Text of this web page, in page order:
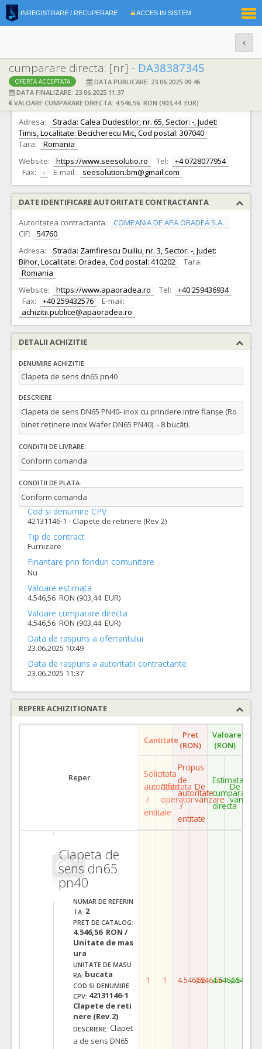
INREGISTRARE / RECUPERARE ACCES IN SISTEM
cumparare directa: [nr] - DA38387345
OFERTA ACCEPTATA
DATA PUBLICARE: 23.06.2025 09:46
DATA FINALIZARE: 23.06.2025 11:37
VALOARE CUMPARARE DIRECTA: 4.546,56 RON (903,44 EUR)
DATE IDENTIFICARE OFERTANT
Ofertant: S.C. SEE SOLUTION BM S.R.L. CIF:
43074419
Adresa:
Strada: Calea Dudestilor, nr. 65, Sector: -, Judet:
Timis, Localitate: Becicherecu Mic, Cod postal: 307040
Tara:
Romania
Website:
https://www.seesolutio.ro Tel:
+4 0728077954
Fax:
- E-mail: seesolution.bm@gmail.com
DATE IDENTIFICARE AUTORITATE CONTRACTANTA
Autoritatea contractanta:
COMPANIA DE APA ORADEA S.A.
CIF:
54760
Adresa:
Strada: Zamfirescu Duiliu, nr. 3, Sector: -, Judet:
Bihor, Localitate: Oradea, Cod postal: 410202
Tara:
Romania
Website:
https://www.apaoradea.ro Tel:
+40 259436934
Fax:
+40 259432576
E-mail:
achizitii.publice@apaoradea.ro
DETALII ACHIZITIE
DENUMIRE ACHIZITIE
Clapeta de sens dn65 pn40
DESCRIERE
Clapeta de sens DN65 PN40- inox cu prindere intre flanșe (Ro
binet reținere inox Wafer DN65 PN40). - 8 bucăți.
CONDITII DE LIVRARE:
Conform comanda
CONDITII DE PLATA:
Conform comanda
Cod si denumire CPV
42131146-1 - Clapete de retinere (Rev.2)
Tip de contract
Furnizare
Finantare prin fonduri comunitare
Nu
Valoare estimata
4.546,56 RON (903,44 EUR)
Valoare cumparare directa
4.546,56 RON (903,44 EUR)
Data de raspuns a ofertantului
23.06.2025 10:49
Data de raspuns a autoritatii contractante
23.06.2025 11:37
REPERE ACHIZITIONATE
Reper
Cantitate Pret
(RON)
Valoare
(RON)
Solicitata
autoritate
/
entitate
Ofertata
operator
Propus
de
autoritate
/
entitate
De
vanzare
Estimata
cumparare
directa
De
vanzare
Clapeta de
sens dn65
pn40
NUMAR DE REFERIN
TA: 2
PRET DE CATALOG:
4.546,56 RON /
Unitate de mas
ura
UNITATE DE MASU
RA: bucata
COD SI DENUMIRE
CPV: 42131146-1
Clapete de reti
nere (Rev.2)
DESCRIERE: Clapet
a de sens DN65
1 1 4.546,564.546,564.546,564.546,56